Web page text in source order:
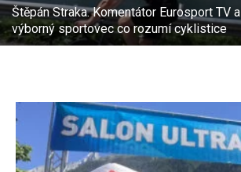
Štěpán Straka. Komentátor Eurosport TV a
výborný sportovec co rozumí cyklistice